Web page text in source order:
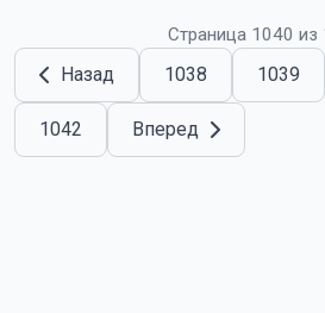
Страница 1040 из
Назад 1038 1039
1042 Вперед